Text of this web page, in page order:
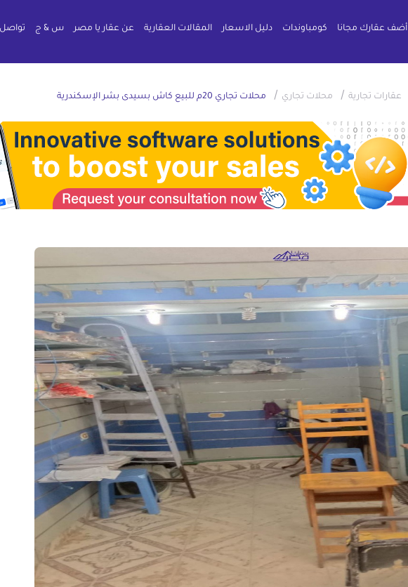
أضف عقارك مجانا كومباوندات دليل الاسعار المقالات العقارية عن عقار يا مصر س & ج
عقارات تجارية / محلات تجاري / محلات تجاري 20م للبيع كاش بسيدى بشر الإسكندرية